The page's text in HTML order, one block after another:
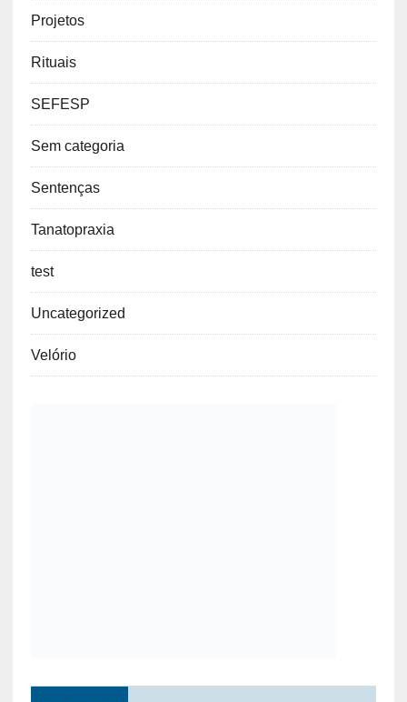
Projetos
Rituais
SEFESP
Sem categoria
Sentenças
Tanatopraxia
test
Uncategorized
Velório